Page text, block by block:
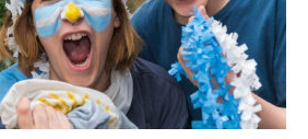
UY (ES)
SUSCRIBITE